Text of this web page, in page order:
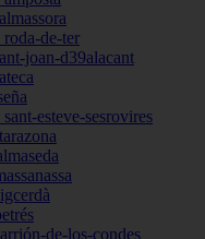
de-ter
joan-d39alacant
esteve-sesrovires
de-los-condes